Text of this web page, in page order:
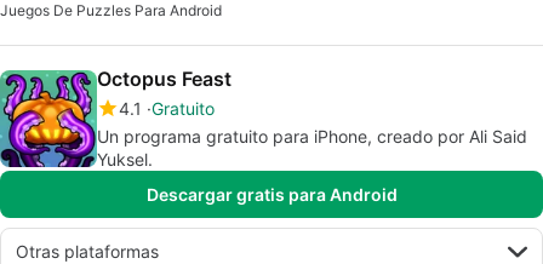
Juegos De Puzzles Para Android
Octopus Feast
4.1 Gratuito
Un programa gratuito para iPhone, creado por Ali Said
Yuksel.
Descargar gratis para Android
Otras plataformas